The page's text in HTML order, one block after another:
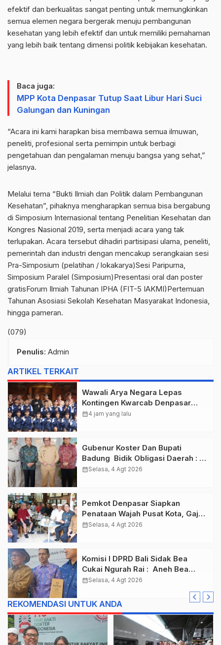
efektif dan berkualitas sangat penting untuk memungkinkan
semua elemen negara bergerak menuju pembangunan
kesehatan yang lebih efektif dan untuk memiliki pemahaman
yang lebih baik tentang dimensi politik kebijakan kesehatan.
Baca juga:
MPP Kota Denpasar Tutup Saat Libur Hari Suci
Galungan dan Kuningan
“Acara ini kami harapkan bisa membawa semua ilmuwan,
peneliti, profesional serta pemimpin untuk berbagi
pengetahuan dan pengalaman menuju bangsa yang sehat,”
jelasnya.
Melalui tema “Bukti Ilmiah dan Politik dalam Pembangunan
Kesehatan”, pihaknya mengharapkan semua bisa bergabung
di Simposium Internasional tentang Penelitian Kesehatan dan
Kongres Nasional 2019, serta menjadi acara yang tak
terlupakan. Acara tersebut dihadiri partisipasi ulama, peneliti,
pemerintah dan industri dengan mencakup serangkaian sesi
Pra-Simposium (pelatihan / lokakarya)Sesi Paripurna,
Simposium Paralel (Simposium)Presentasi oral dan poster
gratisForum Ilmiah Tahunan IPHA (FIT-5 IAKMI)Pertemuan
Tahunan Asosiasi Sekolah Kesehatan Masyarakat Indonesia,
hingga pameran.
(079)
Penulis: Admin
ARTIKEL TERKAIT
Wawali Arya Negara Lepas
Kontingen Kwarcab Denpasar
Menuju Jambore Nasional XII
calendar_month4 jam yang lalu
Gubenur Koster Dan Bupati
Badung Bidik Obligasi Daerah :
Gaspol Bangun Infrastruktur
calendar_monthSelasa, 4 Agt 2026
Pemkot Denpasar Siapkan
Penataan Wajah Pusat Kota, Gajah
Mada Jadi Salah Satu Kawasan
calendar_monthSelasa, 4 Agt 2026
Komisi I DPRD Bali Sidak Bea
Cukai Ngurah Rai : Aneh Bea
Cukai Tolak berikan List Data
calendar_monthSelasa, 4 Agt 2026
REKOMENDASI UNTUK ANDA